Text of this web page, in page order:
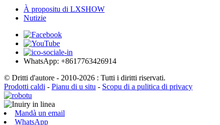
À propositu di LXSHOW
Nutizie
WhatsApp: +8617763426914
© Dritti d'autore - 2010-2026 : Tutti i diritti riservati.
Prodotti caldi - Pianu di u situ - Scopu di a pulitica di privacy
Mandà un email
WhatsApp